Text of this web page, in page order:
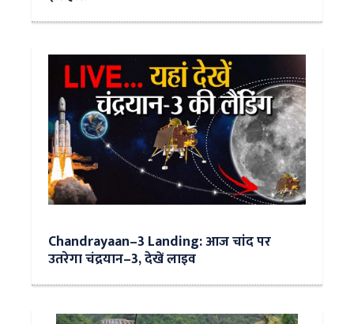
Chandrayaan–3 Landing: आज चांद पर
उतरेगा चंद्रयान–3, देखें लाइव